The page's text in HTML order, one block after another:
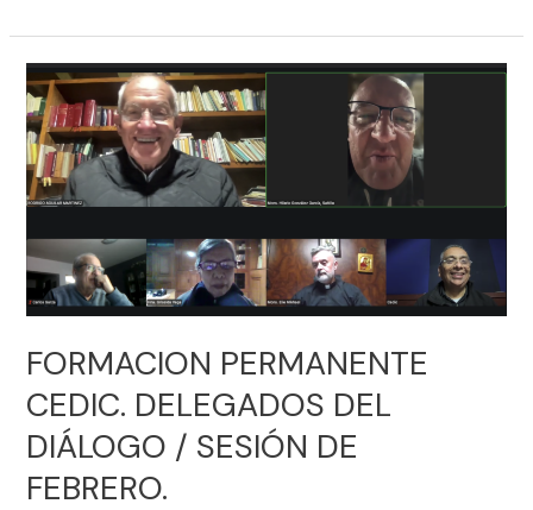
FORMACION PERMANENTE
CEDIC. DELEGADOS DEL
DIÁLOGO / SESIÓN DE
FEBRERO.
FORMACION
PERMANENTE
CEDIC.
DELEGADOS
DEL
/
SESIÓN
DE